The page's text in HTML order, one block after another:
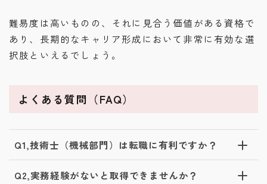
難易度は高いものの、それに見合う価値がある資格で
あり、長期的なキャリア形成において非常に有効な選
択肢といえるでしょう。
よくある質問（FAQ）
Q1,技術士（機械部門）は転職に有利ですか？
Q2,実務経験がないと取得できませんか？